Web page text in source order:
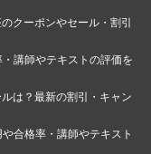
クーポンやセール・割引
講師やテキストの評価を
は？最新の割引・キャン
合格率・講師やテキスト